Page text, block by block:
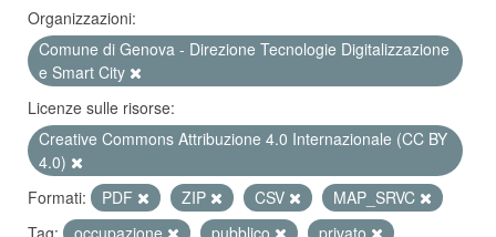
Organizzazioni:
Comune di Genova - Direzione Tecnologie Digitalizzazione
e Smart City
Licenze sulle risorse:
Creative Commons Attribuzione 4.0 Internazionale (CC BY
4.0)
Formati:
PDF ZIP CSV
MAP_SRVC
Tag:
occupazione pubblico
privato